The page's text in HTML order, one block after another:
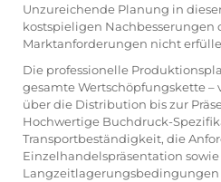
Unzureichende Planung in
kostspieligen
Marktanforderungen nicht
Die professionelle
gesamte Wertschöpfungskette
über die Distribution bis zur
Hochwertige Buchdruck-
Transportbeständigkeit, die
Einzelhandelspräsentation